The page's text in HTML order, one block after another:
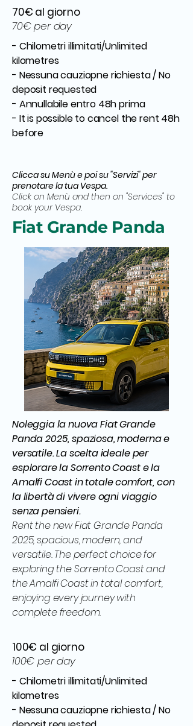
70€ al giorno
70€ per day
- Chilometri illimitati/Unlimited
kilometres
- Nessuna cauziopne richiesta / No
deposit requested
- Annullabile entro 48h prima
- It is possible to cancel the rent 48h
before
Clicca su Menù e poi su "Servizi" per
prenotare la tua Vespa.
Click on Menù and then on "Services" to
book your Vespa.
Fiat Grande Panda
Noleggia la nuova Fiat Grande
Panda 2025, spaziosa, moderna e
versatile. La scelta ideale per
esplorare la Sorrento Coast e la
Amalfi Coast in totale comfort, con
la libertà di vivere ogni viaggio
senza pensieri.
Rent the new Fiat Grande Panda
2025, spacious, modern, and
versatile. The perfect choice for
exploring the Sorrento Coast and
the Amalfi Coast in total comfort,
enjoying every journey with
complete freedom.
100€ al giorno
100€ per day
- Chilometri illimitati/Unlimited
kilometres
- Nessuna cauziopne richiesta / No